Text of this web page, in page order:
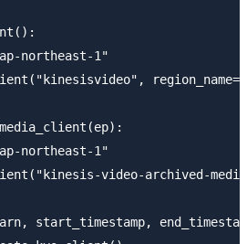
northeast-1"
northeast-1"
video-archived-
start_timestamp,